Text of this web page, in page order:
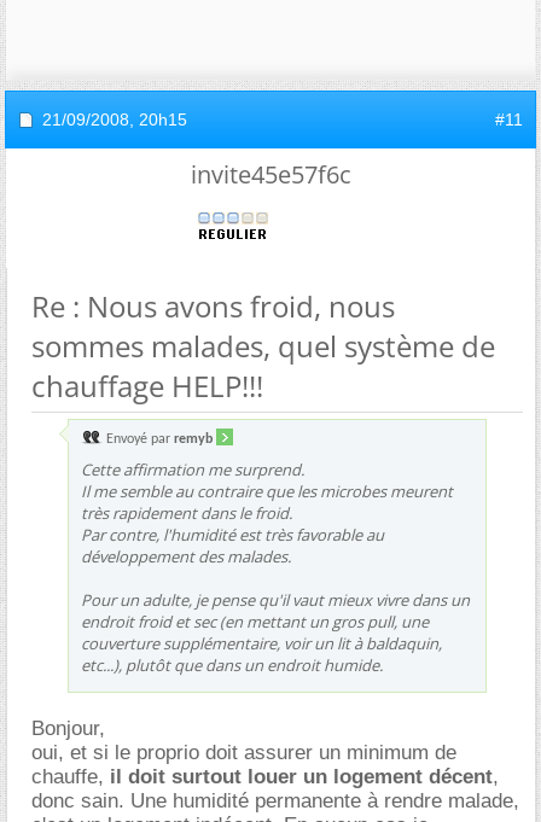
21/09/2008, 20h15 #11
invite45e57f6c
Re : Nous avons froid, nous
sommes malades, quel système de
chauffage HELP!!!
Envoyé par remyb
Cette affirmation me surprend.
Il me semble au contraire que les microbes meurent
très rapidement dans le froid.
Par contre, l'humidité est très favorable au
développement des malades.
Pour un adulte, je pense qu'il vaut mieux vivre dans un
endroit froid et sec (en mettant un gros pull, une
couverture supplémentaire, voir un lit à baldaquin,
etc...), plutôt que dans un endroit humide.
Bonjour,
oui, et si le proprio doit assurer un minimum de
chauffe, il doit surtout louer un logement décent,
donc sain. Une humidité permanente à rendre malade,